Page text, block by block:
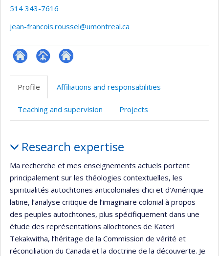
514 343-7616
jean-francois.roussel@umontreal.ca
ResearchGate
Page
professionnelle
(faculté,département,école)
Autre
site
Profile Affiliations and responsabilities
Teaching and supervision Projects
Research expertise
Ma recherche et mes enseignements actuels portent
principalement sur les théologies contextuelles, les
spiritualités autochtones anticoloniales d’ici et d’Amérique
latine, l’analyse critique de l’imaginaire colonial à propos
des peuples autochtones, plus spécifiquement dans une
étude des représentations allochtones de Kateri
Tekakwitha, l’héritage de la Commission de vérité et
réconciliation du Canada et la doctrine de la découverte. Je